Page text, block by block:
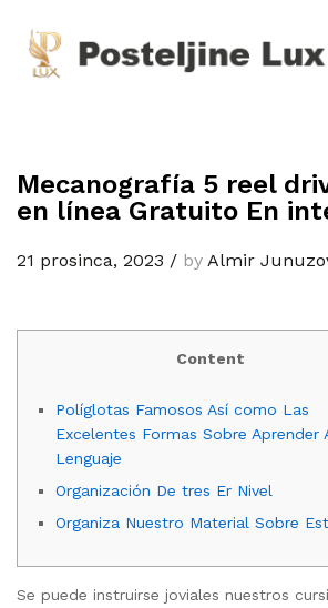
Mecanografía 5 reel
en línea Gratuito En
21 prosinca, 2023 / by Almir
Content
Políglotas Famosos Así­ como Las
Excelentes Formas Sobre Aprender
Lenguaje
Organización De tres Er Nivel
Organiza Nuestro Material Sobre
Se puede instruirse joviales nuestros